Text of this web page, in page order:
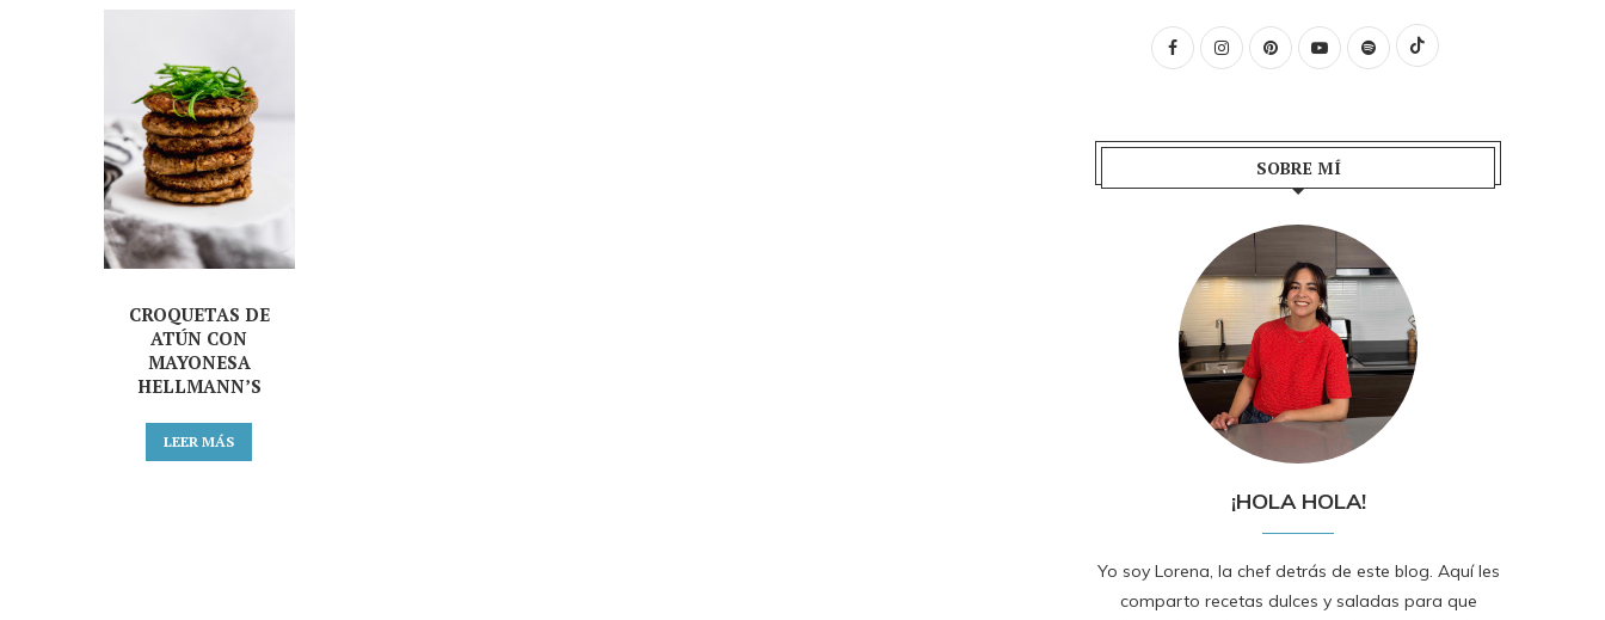
CROQUETAS DE
ATÚN CON
MAYONESA
HELLMANN’S
LEER MÁS
SOBRE MÍ
¡HOLA HOLA!
Yo soy Lorena, la chef detrás de este blog. Aquí les
comparto recetas dulces y saladas para que